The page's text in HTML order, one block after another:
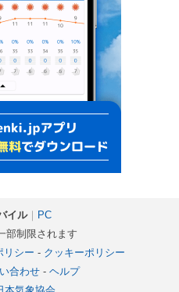
イル｜
PC
部制限されます
リシー - クッキーポリシー
合わせ- ヘルプ